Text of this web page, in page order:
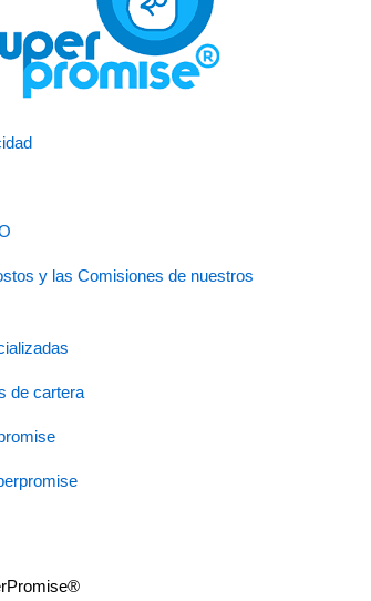
y las Comisiones de nuestros
de cartera